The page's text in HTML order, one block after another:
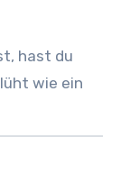
hast du
wie ein